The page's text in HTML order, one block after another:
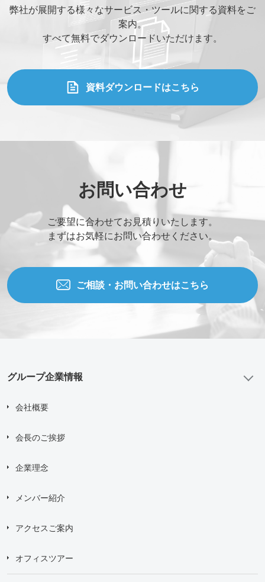
弊社が展開する様々なサービス・ツールに関する資料をご
案内。
すべて無料でダウンロードいただけます。
資料ダウンロードはこちら
お問い合わせ
ご要望に合わせてお見積りいたします。
まずはお気軽にお問い合わせください。
ご相談・お問い合わせはこちら
グループ企業情報
会社概要
会長のご挨拶
企業理念
メンバー紹介
アクセスご案内
オフィスツアー